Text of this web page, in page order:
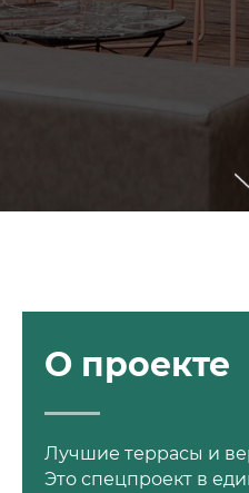
О проекте
Лучшие террасы и
Это спецпроект в